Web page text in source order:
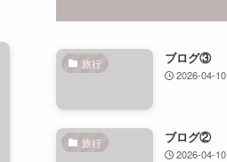
旅行 ブログ③
2026-04-10
旅行 ブログ②
2026-04-10